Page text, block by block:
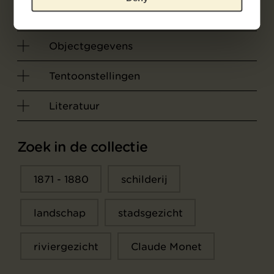
bovendien, gezien het golvende water.
Objectgegevens
Tentoonstellingen
Literatuur
Zoek in de collectie
1871 - 1880 schilderij
landschap stadsgezicht
riviergezicht Claude Monet